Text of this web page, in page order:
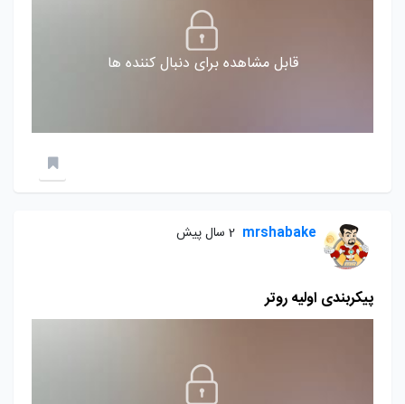
قابل مشاهده برای دنبال کننده ها
mrshabake 2 سال پیش
پیکربندی اولیه روتر